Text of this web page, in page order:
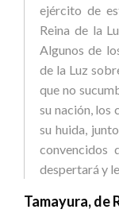
ejército de
Reina de la
Algunos de
de la Luz
que no
su nación, los
su huida,
convencidos
despertará y
Tamayura, de